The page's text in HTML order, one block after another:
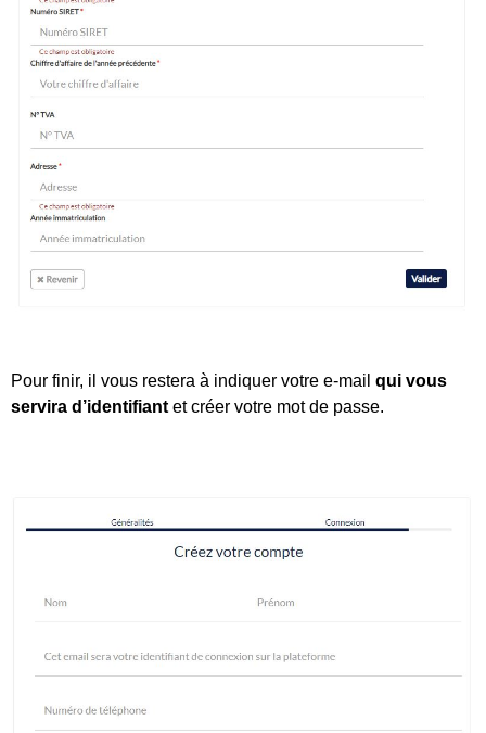
Pour finir, il vous restera à indiquer votre e-mail qui vous
servira d’identifiant et créer votre mot de passe.